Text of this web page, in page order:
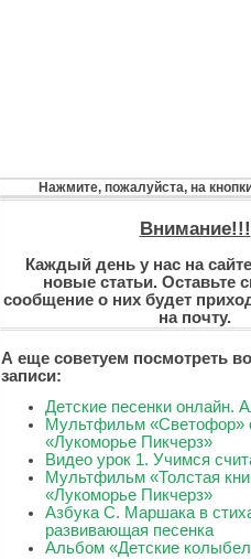
Нажмите, пожалуйста, на
Внимание!!!
Каждый день у нас на
новые статьи. Оставьте
сообщение о них будет
на почту.
А еще советуем посмотреть
записи:
Детские песенки онлайн.
Мультфильм «Светофор»
«Лукоморье Пикчерз»
Видео урок 1. Учимся
Мультфильм «Толстая
«Лукоморье Пикчерз»
Азбука С. Маршака в
развивающая песенка
Альбом «Детские